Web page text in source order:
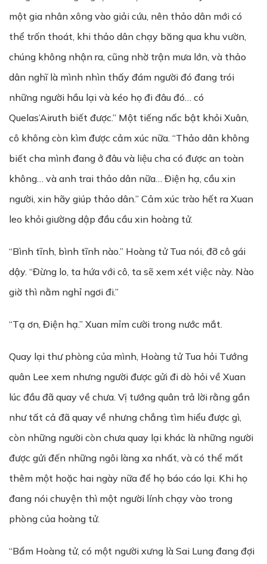
một gia nhân xông vào giải cứu, nên thảo dân mới có
thể trốn thoát, khi thảo dân chạy băng qua khu vườn,
chúng không nhận ra, cũng nhờ trận mưa lớn, và thảo
dân nghĩ là mình nhìn thấy đám người đó đang trói
những người hầu lại và kéo họ đi đâu đó… có
Quelas’Airuth biết được.” Một tiếng nấc bật khỏi Xuân,
cô không còn kìm được cảm xúc nữa. “Thảo dân không
biết cha mình đang ở đâu và liệu cha có được an toàn
không… và anh trai thảo dân nữa… Điện hạ, cầu xin
người, xin hãy giúp thảo dân.” Cảm xúc trào hết ra Xuan
leo khỏi giường dập đầu cầu xin hoàng tử.
“Bình tĩnh, bình tĩnh nào.” Hoàng tử Tua nói, đỡ cô gái
dậy. “Đừng lo, ta hứa với cô, ta sẽ xem xét việc này. Nào
giờ thì nằm nghỉ ngơi đi.”
“Tạ ơn, Điện hạ.” Xuan mỉm cười trong nước mắt.
Quay lại thư phòng của mình, Hoàng tử Tua hỏi Tướng
quân Lee xem nhưng người được gửi đi dò hỏi về Xuan
lúc đầu đã quay về chưa. Vị tướng quân trả lời rằng gần
như tất cả đã quay về nhưng chẳng tìm hiểu được gì,
còn những người còn chưa quay lại khác là những người
được gửi đến những ngôi làng xa nhất, và có thể mất
thêm một hoặc hai ngày nữa để họ báo cáo lại. Khi họ
đang nói chuyện thì một người lính chạy vào trong
phòng của hoàng tử.
“Bẩm Hoàng tử, có một người xưng là Sai Lung đang đợi